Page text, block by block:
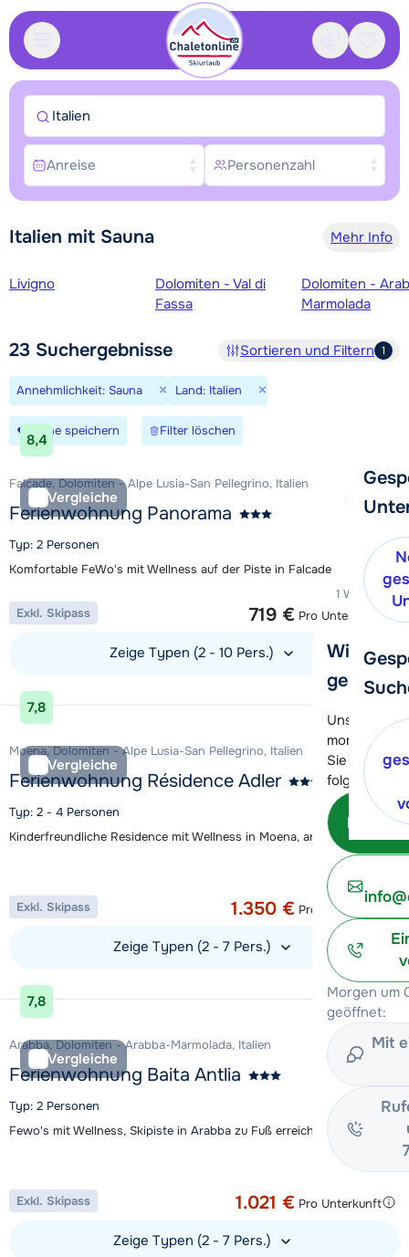
Kontakt
Wir
gerne
Unser
momentan
Sie können
folgenden
Morgen um
geöffnet:
Mit
Italien mit Sauna Mehr Info
Skigebiete
Livigno
Dolomiten - Val di
Fassa
Dolomiten -
Marmolada
23 Suchergebnisse Sortieren und Filtern 1
Annehmlichkeit: Sauna × Land: Italien ×
Suche speichern Filter löschen
8,4
Vergleiche
Falcade, Dolomiten - Alpe Lusia-San Pellegrino, Italien
Ferienwohnung Panorama
Typ: 2 Personen
Komfortable FeWo's mit Wellness auf der Piste in Falcade
1 Woche ab
719 € Pro Unterkunft
Exkl. Skipass
Zeige Typen (2 - 10 Pers.)
Unterkunft ansehen
7,8
Vergleiche
Moena, Dolomiten - Alpe Lusia-San Pellegrino, Italien
Ferienwohnung Résidence Adler
Typ: 2 - 4 Personen
Kinderfreundliche Residence mit Wellness in Moena, an der Haltestelle
1 Woche ab
1.350 € Pro Unterkunft
Exkl. Skipass
Zeige Typen (2 - 7 Pers.)
Unterkunft ansehen
7,8
Vergleiche
Arabba, Dolomiten - Arabba-Marmolada, Italien
Ferienwohnung Baita Antlia
Typ: 2 Personen
Fewo's mit Wellness, Skipiste in Arabba zu Fuß erreichbar
1.021 € Pro Unterkunft
Exkl. Skipass
Zeige Typen (2 - 7 Pers.)
Italien
Anreise Personenzahl